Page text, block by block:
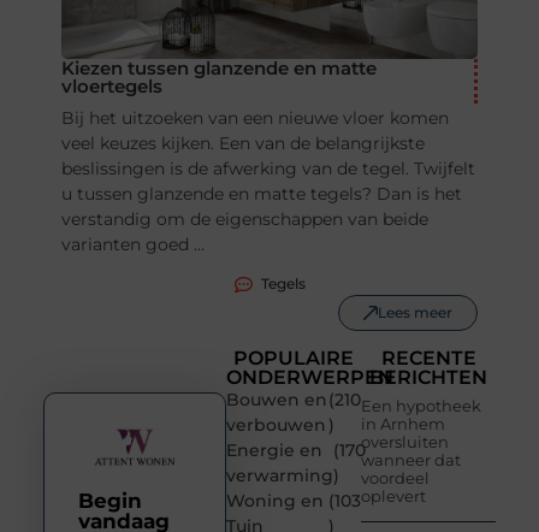
Kiezen tussen glanzende en matte
vloertegels
Bij het uitzoeken van een nieuwe vloer komen
veel keuzes kijken. Een van de belangrijkste
beslissingen is de afwerking van de tegel. Twijfelt
u tussen glanzende en matte tegels? Dan is het
verstandig om de eigenschappen van beide
varianten goed ...
Tegels
Lees meer
POPULAIRE
ONDERWERPEN
Bouwen en
verbouwen
(210
)
Energie en
verwarming
(170
)
Woning en
Tuin
(103
)
RECENTE
BERICHTEN
Een hypotheek
in Arnhem
oversluiten
wanneer dat
voordeel
oplevert
Begin
vandaag